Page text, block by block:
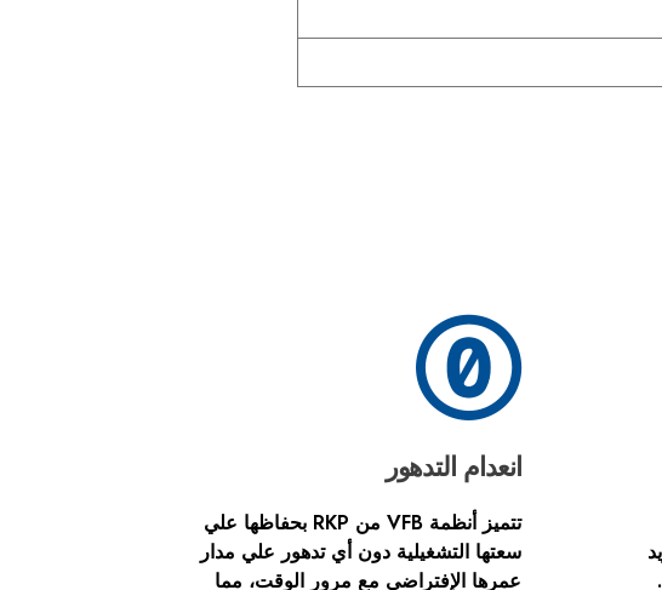
انعدام التدهور
تتميز أنظمة VFB من RKP بحفاظها علي
سعتها التشغيلية دون أي تدهور علي مدار
عمرها الإفتراضي مع مرور الوقت، مما